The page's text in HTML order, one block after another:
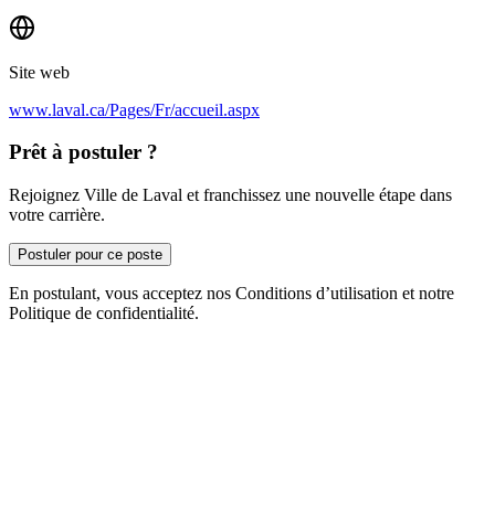
Site web
www.laval.ca/Pages/Fr/accueil.aspx
Prêt à postuler ?
Rejoignez Ville de Laval et franchissez une nouvelle étape dans
votre carrière.
Postuler pour ce poste
En postulant, vous acceptez nos Conditions d’utilisation et notre
Politique de confidentialité.